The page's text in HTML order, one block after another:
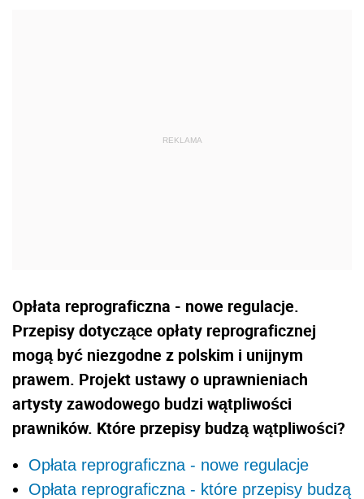
Opłata reprograficzna - nowe regulacje.
Przepisy dotyczące opłaty reprograficznej
mogą być niezgodne z polskim i unijnym
prawem. Projekt ustawy o uprawnieniach
artysty zawodowego budzi wątpliwości
prawników. Które przepisy budzą wątpliwości?
Opłata reprograficzna - nowe regulacje
Opłata reprograficzna - które przepisy budzą